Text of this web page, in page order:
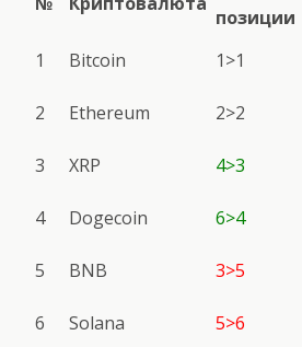
позиции
1
Bitcoin 1>1
2 Ethereum 2>2
3 XRP 4>3
4 Dogecoin 6>4
5 BNB 3>5
6 Solana 5>6